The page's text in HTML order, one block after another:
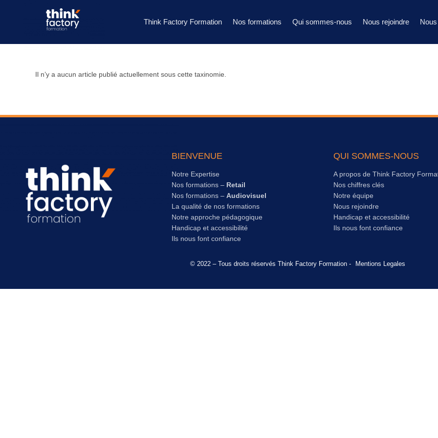
Think Factory Formation Nos formations Qui sommes-nous Nous rejoindre
Il n’y a aucun article publié actuellement sous cette taxinomie.
BIENVENUE
Notre Expertise
Nos formations – Retail
Nos formations – Audiovisuel
La qualité de nos formations
Notre approche pédagogique
Handicap et accessibilité
Ils nous font confiance
QUI SOMMES-NOUS
A propos de Think Factory
Nos chiffres clés
Notre équipe
Nous rejoindre
Handicap et accessibilité
Ils nous font confiance
© 2022 – Tous droits réservés Think Factory Formation - Mentions Legales